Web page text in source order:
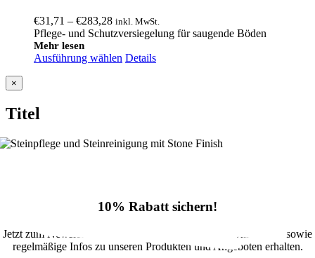
€31,71 – €283,28Preisspanne:
€31,71
€283,28
inkl. MwSt.
Pflege- und Schutzversiegelung für saugende Böden
Mehr lesen
Ausführung wählen Details
Close
product
view
×
Titel
10% Rabatt sichern!
Jetzt zum Newsletter anmelden und 10% Rabatt im Onlineshop sowie
regelmäßige Infos zu unseren Produkten und Angeboten erhalten.